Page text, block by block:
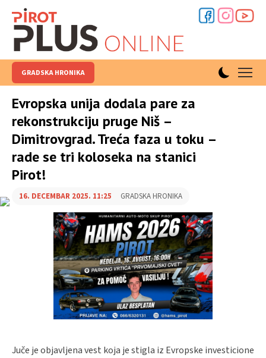
GRADSKA HRONIKA
Evropska unija dodala pare za
rekonstrukciju pruge Niš –
Dimitrovgrad. Treća faza u toku –
rade se tri koloseka na stanici
Pirot!
16. DECEMBAR 2025. 11:25 GRADSKA HRONIKA
Juče je objavljena vest koja je stigla iz Evropske investicione